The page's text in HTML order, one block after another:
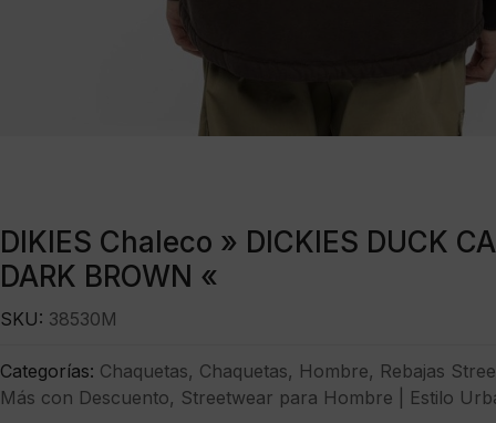
DIKIES Chaleco » DICKIES DUCK
DARK BROWN «
SKU: 38530M
Categorías: Chaquetas, Chaquetas, Hombre, Rebajas
Más con Descuento, Streetwear para Hombre | Estilo